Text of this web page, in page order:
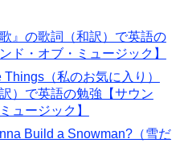
歌』の歌詞（和訳）で英語の
ド・オブ・ミュージック】
Things（私のお気に入り）
）で英語の勉強【サウン
ュージック】
Build a Snowman?（雪だ